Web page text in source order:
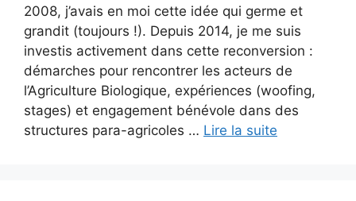
2008, j’avais en moi cette idée qui germe et
grandit (toujours !). Depuis 2014, je me suis
investis activement dans cette reconversion :
démarches pour rencontrer les acteurs de
l’Agriculture Biologique, expériences (woofing,
stages) et engagement bénévole dans des
structures para-agricoles … Lire la suite